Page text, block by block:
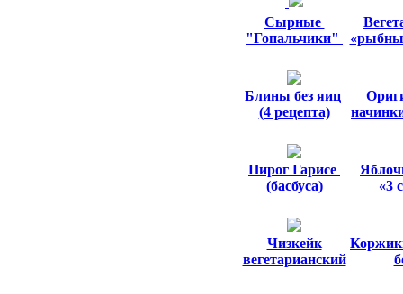
Cырные
"Гопальчики"
Блины без яиц
(4 рецепта)
Пирог Гарисе
(басбуса)
«3
Чизкейк
вегетарианский